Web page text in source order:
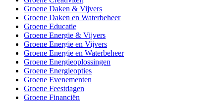
Groene Daken & Vijvers
Groene Daken en Waterbeheer
Groene Educatie
Groene Energie & Vijvers
Groene Energie en Vijvers
Groene Energie en Waterbeheer
Groene Energieoplossingen
Groene Energieopties
Groene Evenementen
Groene Feestdagen
Groene Financiën